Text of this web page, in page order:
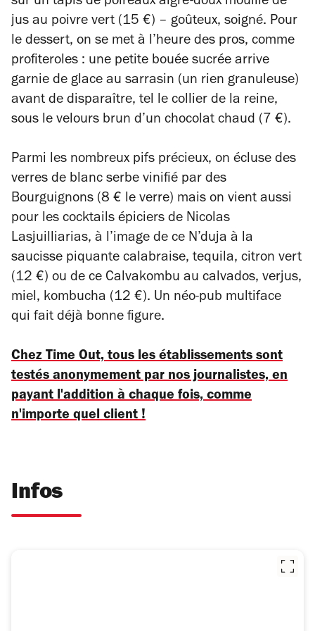
jus au poivre vert (15 €) – goûteux, soigné. Pour
le dessert, on se met à l’heure des pros, comme
profiteroles : une petite bouée sucrée arrive
garnie de glace au sarrasin (un rien granuleuse)
avant de disparaître, tel le collier de la reine,
sous le velours brun d’un chocolat chaud (7 €).
Parmi les nombreux pifs précieux, on écluse des
verres de blanc serbe vinifié par des
Bourguignons (8 € le verre) mais on vient aussi
pour les cocktails épiciers de Nicolas
Lasjuilliarias, à l’image de ce N’duja à la
saucisse piquante calabraise, tequila, citron vert
(12 €) ou de ce Calvakombu au calvados, verjus,
miel, kombucha (12 €). Un néo-pub multiface
qui fait déjà bonne figure.
Chez Time Out, tous les établissements sont
testés anonymement par nos journalistes, en
payant l'addition à chaque fois, comme
n'importe quel client !
Infos